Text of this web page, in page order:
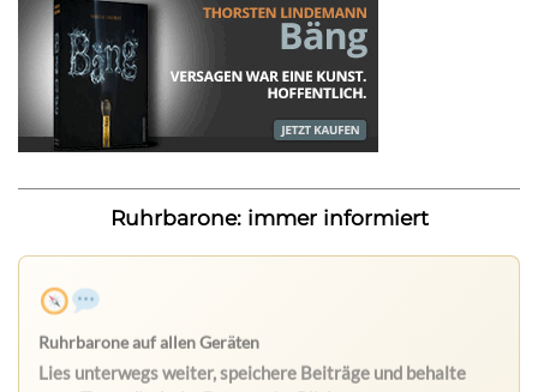
Ruhrbarone: immer informiert
Ruhrbarone auf allen Geräten
Lies unterwegs weiter, speichere Beiträge und behalte